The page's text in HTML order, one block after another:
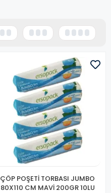
ÇÖP POŞETİ TORBASI JUMBO
80X110 CM MAVİ 200GR 10LU